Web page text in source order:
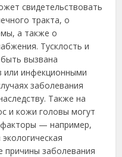
свидетельствовать
тракта, о
а также о
Тусклость и
вызвана
или инфекционными
заболевания
Также на
и кожи головы могут
— например,
причины заболевания